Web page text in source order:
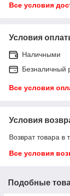
Все условия
Условия
Наличными
Безналичный
Все условия
Условия
Возврат товара в
Все условия
Подобные